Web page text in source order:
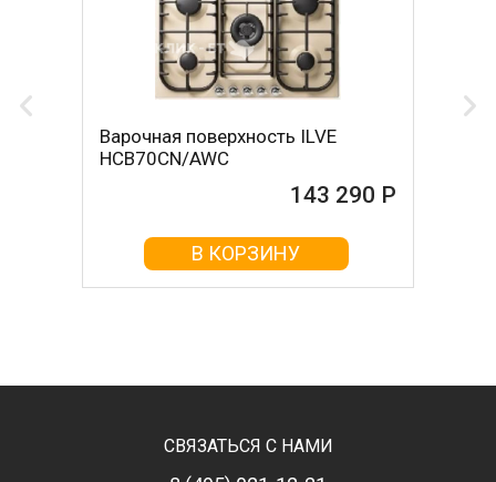
Варочная поверхность ILVE
HCB70CN/AWC
143 290 Р
В КОРЗИНУ
СВЯЗАТЬСЯ С НАМИ